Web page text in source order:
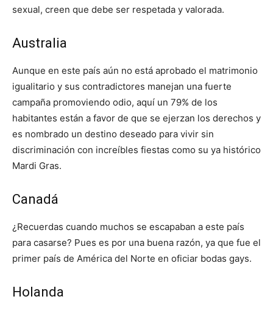
sexual, creen que debe ser respetada y valorada.
Australia
Aunque en este país aún no está aprobado el matrimonio
igualitario y sus contradictores manejan una fuerte
campaña promoviendo odio, aquí un 79% de los
habitantes están a favor de que se ejerzan los derechos y
es nombrado un destino deseado para vivir sin
discriminación con increíbles fiestas como su ya histórico
Mardi Gras.
Canadá
¿Recuerdas cuando muchos se escapaban a este país
para casarse? Pues es por una buena razón, ya que fue el
primer país de América del Norte en oficiar bodas gays.
Holanda